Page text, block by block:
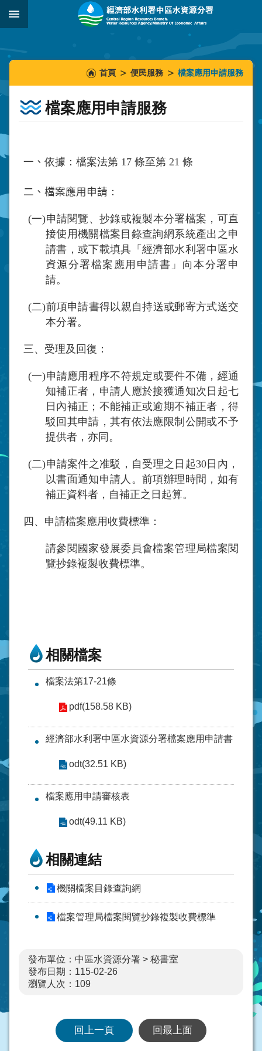
跳到主要內容區塊
::::::
首頁 便民服務 檔案應用申請服務
檔案應用申請服務
一、 依據：檔案法第 17 條至第 21 條
二、檔案應用申請 ：
(一)申請閱覽、抄錄或複製本分署檔案，可直
接使 用機關檔案目錄查詢網系統產出之申
請書，或下載填具「經濟部水利署中區水
資源分署檔案應用申請書」向本分署申
請。
(二)前項申請書得以親自持送或郵寄方式送交
本分署。
三、受理及回復：
(一)申請應用程序不符規定或要件不備，經通
知補正者，申請人應於接獲通知次日起七
日內補正；不能補正或逾期不補正者，得
駁回其申請，其有依法應限制公開或不予
提供者，亦同。
(二)申請案件之准駁，自受理之日起30 日內，
以書面通知申請人。前項辦理時間，如有
補正資料者，自補正之日起算。
四、申請檔案應用收費標準：
請參閱國家發展委員會檔案管理局檔案閱
覽抄錄複製收費標準。
相關檔案
檔案法第17-21條
pdf(158.58 KB)
經濟部水利署中區水資源分署檔案應用申請書
odt(32.51 KB)
檔案應用申請審核表
odt(49.11 KB)
相關連結
機關檔案目錄查詢網
檔案管理局檔案閱覽抄錄複製收費標準
發布單位：中區水資源分署 > 秘書室
發布日期：115-02-26
瀏覽人次： 109
回上一頁 回最上面